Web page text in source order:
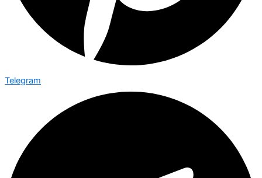
Telegram